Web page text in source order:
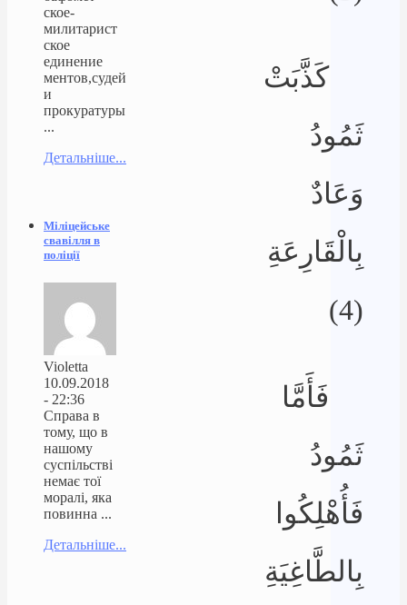
كَذَّبَتْ
ثَمُودُ
وَعَادٌ
بِالْقَارِعَةِ
(4)
فَأَمَّا
ثَمُودُ
فَأُهْلِكُوا
بِالطَّاغِيَةِ
ское-
милитарист
ское
единение
ментов,судей
и
прокуратуры
...
Детальніше...
Міліцейське
свавілля в
поліції
Violetta
10.09.2018
- 22:36
Справа в
тому, що в
нашому
суспільстві
немає тої
моралі, яка
повинна ...
Детальніше...